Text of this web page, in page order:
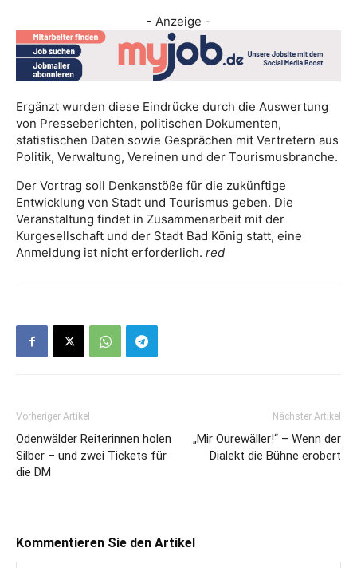
- Anzeige -
Ergänzt wurden diese Eindrücke durch die Auswertung
von Presseberichten, politischen Dokumenten,
statistischen Daten sowie Gesprächen mit Vertretern aus
Politik, Verwaltung, Vereinen und der Tourismusbranche.
Der Vortrag soll Denkanstöße für die zukünftige
Entwicklung von Stadt und Tourismus geben. Die
Veranstaltung findet in Zusammenarbeit mit der
Kurgesellschaft und der Stadt Bad König statt, eine
Anmeldung ist nicht erforderlich. red
Vorheriger Artikel
Odenwälder Reiterinnen holen
Silber – und zwei Tickets für
die DM
Nächster Artikel
„Mir Ourewäller!“ – Wenn der
Dialekt die Bühne erobert
Kommentieren Sie den Artikel